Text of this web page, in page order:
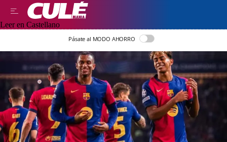
Leer en Castellano
Pásate al MODO AHORRO